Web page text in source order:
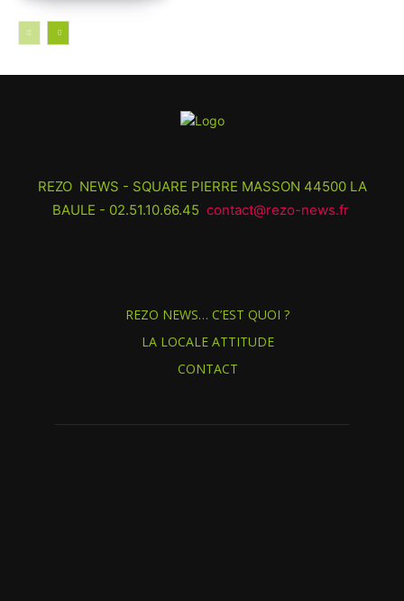
REZO NEWS - SQUARE PIERRE MASSON 44500 LA
BAULE - 02.51.10.66.45 contact@rezo-news.fr
REZO NEWS… C’EST QUOI ?
LA LOCALE ATTITUDE
CONTACT